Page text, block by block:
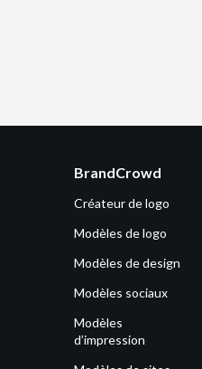
BrandCrowd
Créateur de logo
Modèles de logo
Modèles de design
Modèles sociaux
Modèles
d’impression